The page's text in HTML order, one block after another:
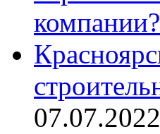
07.07.2022